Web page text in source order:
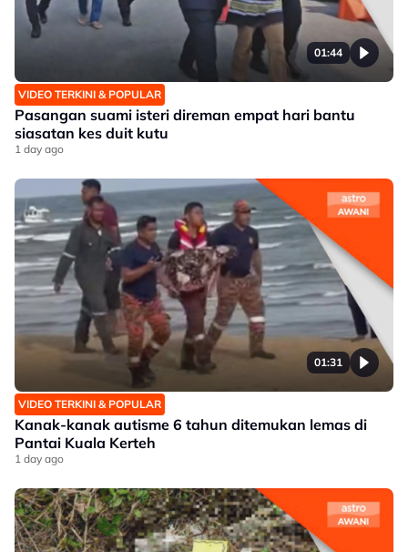
01:44
VIDEO TERKINI & POPULAR
Pasangan suami isteri direman empat hari bantu
siasatan kes duit kutu
1 day ago
01:31
VIDEO TERKINI & POPULAR
Kanak-kanak autisme 6 tahun ditemukan lemas di
Pantai Kuala Kerteh
1 day ago